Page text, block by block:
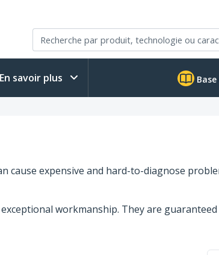
En savoir plus
cause expensive and hard-to-diagnose
workmanship. They are